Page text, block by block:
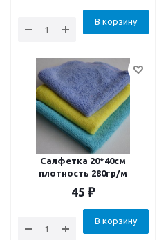
В корзину
Салфетка 20*40см
плотность 280гр/м
45 ₽
В корзину